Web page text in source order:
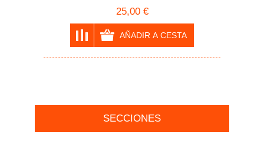
25,00 €
SECCIONES